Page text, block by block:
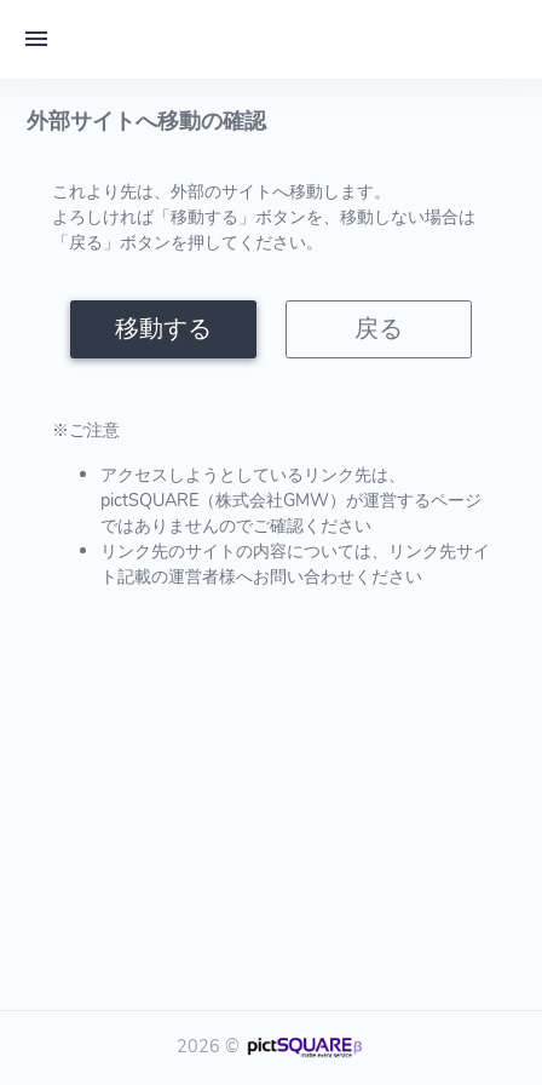
外部サイトへ移動の確認
これより先は、外部のサイトへ移動します。
よろしければ「移動する」ボタンを、移動しない場合は
「戻る」ボタンを押してください。
移動する 戻る
※ご注意
アクセスしようとしているリンク先は、
pictSQUARE（株式会社GMW）が運営するページ
ではありませんのでご確認ください
リンク先のサイトの内容については、リンク先サイ
ト記載の運営者様へお問い合わせください
2026 ©